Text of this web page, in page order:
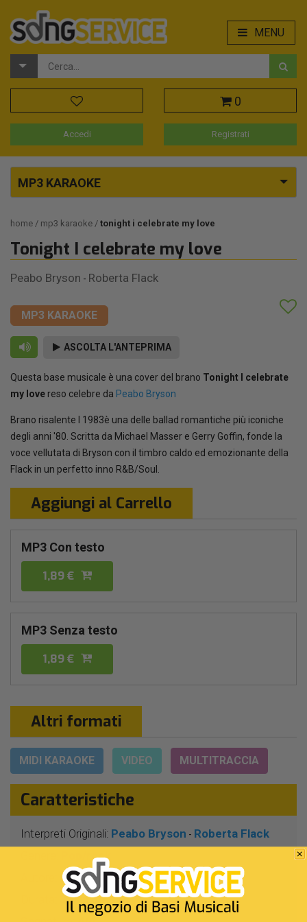
MENU
0
Accedi Registrati
MP3 KARAOKE
home mp3 karaoke tonight i celebrate my love
Tonight I celebrate my love
Peabo Bryson - Roberta Flack
MP3 KARAOKE
ASCOLTA L'ANTEPRIMA
Questa base musicale è una cover del brano Tonight I celebrate
my love reso celebre da Peabo Bryson
Brano risalente l 1983è una delle ballad romantiche più iconiche
degli anni '80. Scritta da Michael Masser e Gerry Goffin, fonde la
voce vellutata di Bryson con il timbro caldo ed emozionante della
Flack in un perfetto inno R&B/Soul.
Aggiungi al Carrello
MP3 Con testo
1,89 €
MP3 Senza testo
1,89 €
Altri formati
MIDI KARAOKE VIDEO MULTITRACCIA
Caratteristiche
Interpreti Originali: Peabo Bryson - Roberta Flack
Pop/rock
G.Goffin - M.Masser
3 Min 36 Sec